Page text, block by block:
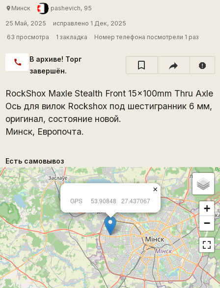
place Минск pashevich, 95
25 Май, 2025
исправлено 1 Дек, 2025
63 просмотра
1 закладка Номер телефона посмотрели 1 раз
call
В архиве! Торг
завершён.
report
RockShox Maxle Stealth Front 15x100mm Thru Axle
Ось для вилок Rockshox под шестигранник 6 мм,
оригинал, состояние новой.
Минск, Европочта.
Есть самовывоз
GPS 53.90848 27.437067
×
+
−